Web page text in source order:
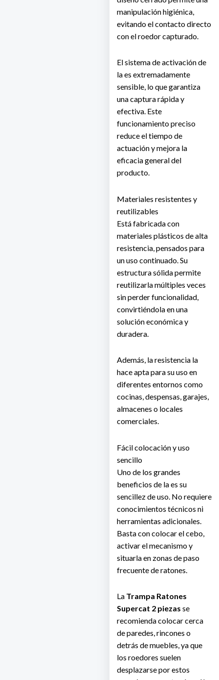
manipulación higiénica,
evitando el contacto directo
con el roedor capturado.
El sistema de activación de
la es extremadamente
sensible, lo que garantiza
una captura rápida y
efectiva. Este
funcionamiento preciso
reduce el tiempo de
actuación y mejora la
eficacia general del
producto.
Materiales resistentes y
reutilizables
Está fabricada con
materiales plásticos de alta
resistencia, pensados para
un uso continuado. Su
estructura sólida permite
reutilizarla múltiples veces
sin perder funcionalidad,
convirtiéndola en una
solución económica y
duradera.
Además, la resistencia la
hace apta para su uso en
diferentes entornos como
cocinas, despensas, garajes,
almacenes o locales
comerciales.
Fácil colocación y uso
sencillo
Uno de los grandes
beneficios de la es su
sencillez de uso. No requiere
conocimientos técnicos ni
herramientas adicionales.
Basta con colocar el cebo,
activar el mecanismo y
situarla en zonas de paso
frecuente de ratones.
La Trampa Ratones
Supercat 2 piezas se
recomienda colocar cerca
de paredes, rincones o
detrás de muebles, ya que
los roedores suelen
desplazarse por estos